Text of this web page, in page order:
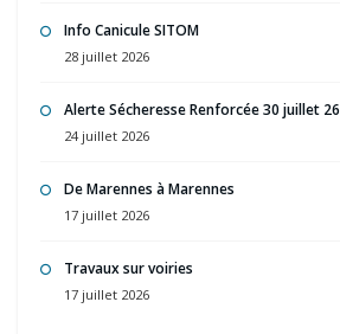
Info Canicule SITOM
28 juillet 2026
Alerte Sécheresse Renforcée 30 juillet 26
24 juillet 2026
De Marennes à Marennes
17 juillet 2026
Travaux sur voiries
17 juillet 2026